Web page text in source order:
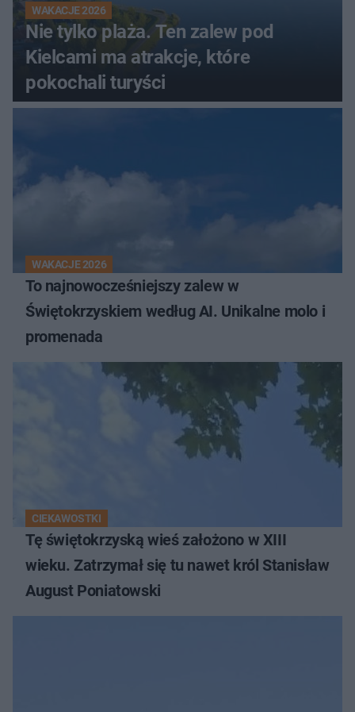
WAKACJE 2026
Nie tylko plaża. Ten zalew pod
Kielcami ma atrakcje, które
pokochali turyści
WAKACJE 2026
To najnowocześniejszy zalew w
Świętokrzyskiem według AI. Unikalne molo i
promenada
CIEKAWOSTKI
Tę świętokrzyską wieś założono w XIII
wieku. Zatrzymał się tu nawet król Stanisław
August Poniatowski